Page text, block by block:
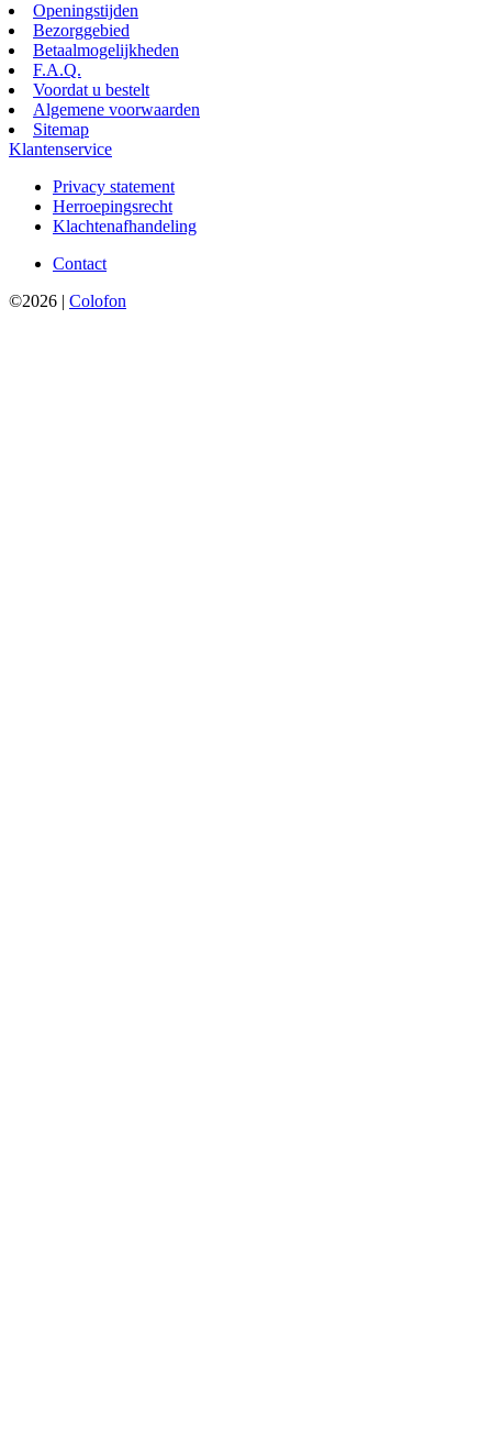
Openingstijden
Bezorggebied
Betaalmogelijkheden
F.A.Q.
Voordat u bestelt
Algemene voorwaarden
Sitemap
Klantenservice
Privacy statement
Herroepingsrecht
Klachtenafhandeling
Contact
©2026 | Colofon